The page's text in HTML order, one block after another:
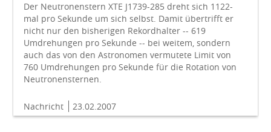
Der Neutronenstern XTE J1739-285 dreht sich 1122-
mal pro Sekunde um sich selbst. Damit übertrifft er
nicht nur den bisherigen Rekordhalter -- 619
Umdrehungen pro Sekunde -- bei weitem, sondern
auch das von den Astronomen vermutete Limit von
760 Umdrehungen pro Sekunde für die Rotation von
Neutronensternen.
Nachricht 23.02.2007